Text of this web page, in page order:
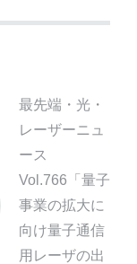
最先端・光・
レーザーニュ
ース
Vol.766「量子
事業の拡大に
向け量子通信
用レーザの出